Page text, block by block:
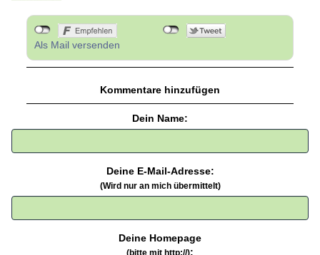
Als Mail versenden
Kommentare hinzufügen
Dein Name:
Deine E-Mail-Adresse:
(Wird nur an mich übermittelt)
Deine Homepage
(bitte mit http://):